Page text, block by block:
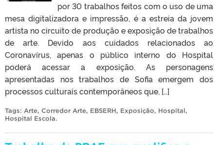
por 30 trabalhos feitos com o uso de uma
mesa digitalizadora e impressão, é a estreia da jovem
artista no circuito de produção e exposição de trabalhos
de arte. Devido aos cuidados relacionados ao
Coronavírus, apenas o público interno do Hospital
poderá acessar a exposição. As personagens
apresentadas nos trabalhos de Sofia emergem dos
processos culturais contemporâneos que, […]
Tags: Arte, Corredor Arte, EBSERH, Exposição, Hospital,
Hospital Escola.